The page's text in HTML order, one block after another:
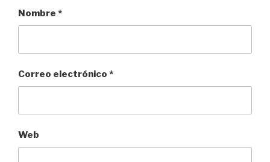
Nombre *
Correo electrónico *
Web